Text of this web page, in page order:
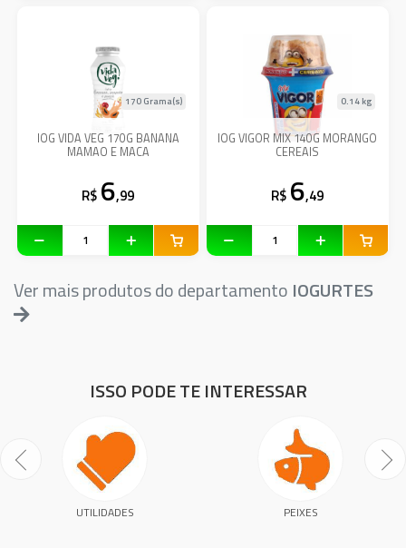
IOG VIDA VEG 170G BANANA
MAMAO E MACA
170 Grama(s)
R$ 6,99
IOG VIGOR MIX 140G MORANGO
CEREAIS
0.14 kg
R$ 6,49
Ver mais produtos do departamento IOGURTES
ISSO PODE TE INTERESSAR
UTILIDADES PEIXES